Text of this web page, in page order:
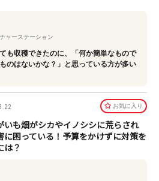
ャーステーション
も収穫できたのに、「何か簡単なもので
のはないかな？」と思っている方が多い
お気に⼊り
いも畑がシカやイノシシに荒らされ
に困っている！予算をかけずに対策を
は？